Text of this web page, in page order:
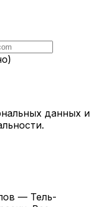
данных и
.
— Тель-